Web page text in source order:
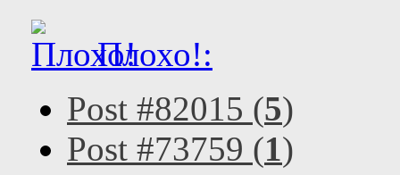
Плохо!:
Post #82015 (5)
Post #73759 (1)